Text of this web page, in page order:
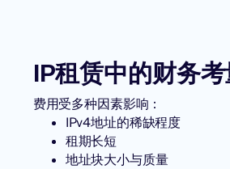
IP租赁中的财务考
费用受多种因素影响：
IPv4地址的稀缺程度
租期长短
地址块大小与质量